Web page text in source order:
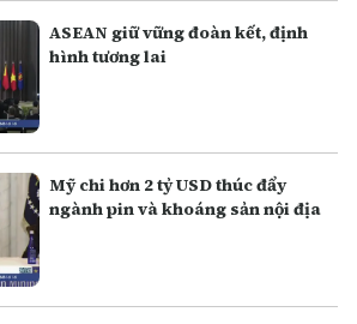
ASEAN giữ vững đoàn kết, định
hình tương lai
Mỹ chi hơn 2 tỷ USD thúc đẩy
ngành pin và khoáng sản nội địa